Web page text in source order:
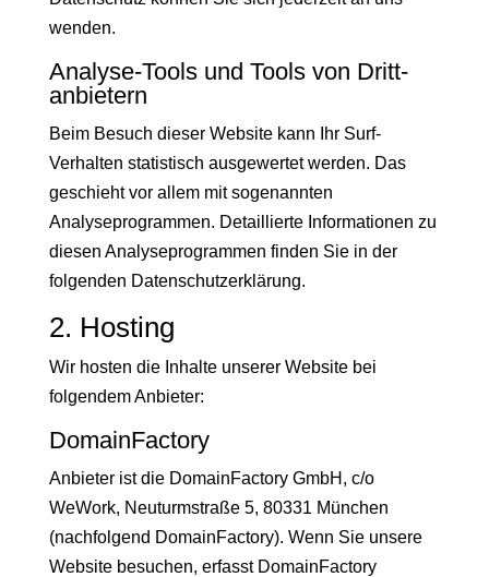
wenden.
Analyse-Tools und Tools von Dritt­
anbietern
Beim Besuch dieser Website kann Ihr Surf-
Verhalten statistisch ausgewertet werden. Das
geschieht vor allem mit sogenannten
Analyseprogrammen. Detaillierte Informationen zu
diesen Analyseprogrammen finden Sie in der
folgenden Datenschutzerklärung.
2. Hosting
Wir hosten die Inhalte unserer Website bei
folgendem Anbieter:
DomainFactory
Anbieter ist die DomainFactory GmbH, c/o
WeWork, Neuturmstraße 5, 80331 München
(nachfolgend DomainFactory). Wenn Sie unsere
Website besuchen, erfasst DomainFactory